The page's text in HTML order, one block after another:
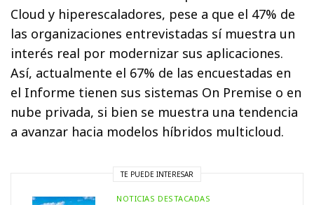
Cloud y hiperescaladores, pese a que el 47% de
las organizaciones entrevistadas sí muestra un
interés real por modernizar sus aplicaciones.
Así, actualmente el 67% de las encuestadas en
el Informe tienen sus sistemas On Premise o en
nube privada, si bien se muestra una tendencia
a avanzar hacia modelos híbridos multicloud.
TE PUEDE INTERESAR
NOTICIAS DESTACADAS